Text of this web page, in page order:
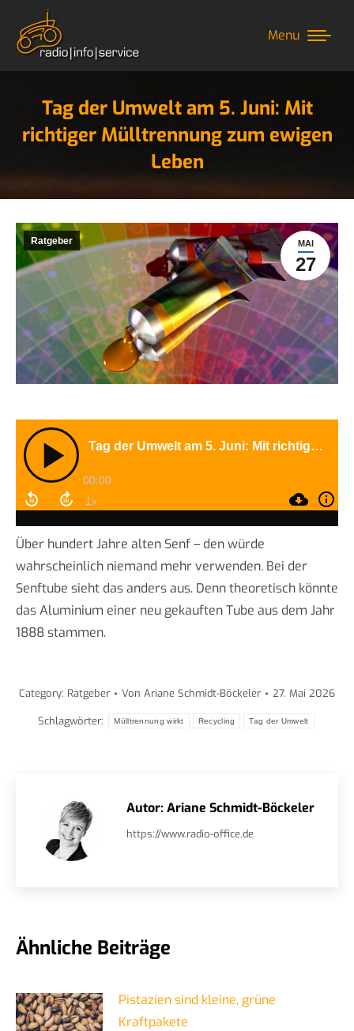
Menu
Tag der Umwelt am 5. Juni: Mit
richtiger Mülltrennung zum ewigen
Leben
MAI
27
Ratgeber
Über hundert Jahre alten Senf – den würde
wahrscheinlich niemand mehr verwenden. Bei der
Senftube sieht das anders aus. Denn theoretisch könnte
das Aluminium einer neu gekauften Tube aus dem Jahr
1888 stammen.
Category: Ratgeber Von Ariane Schmidt-Böckeler 27. Mai 2026
Schlagwörter: Mülltrennung wirkt Recycling Tag der Umwelt
Autor: Ariane Schmidt-Böckeler
https://www.radio-office.de
Ähnliche Beiträge
Pistazien sind kleine, grüne
Kraftpakete